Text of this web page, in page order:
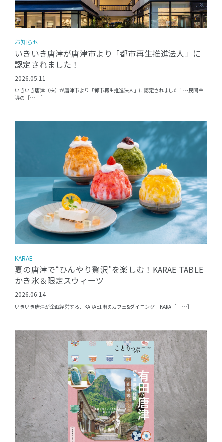
お知らせ
いきいき唐津が唐津市より「都市再生推進法人」に
認定されました！
2026.05.11
いきいき唐津（株）が唐津市より「都市再生推進法人」に認定されました！〜民間主
導の［……］
KARAE
夏の唐津で“ひんやり贅沢”を楽しむ！KARAE TABLE
かき氷＆限定スウィーツ
2026.06.14
いきいき唐津が企画経営する、KARAE1階のカフェ&ダイニング「KARA［……］